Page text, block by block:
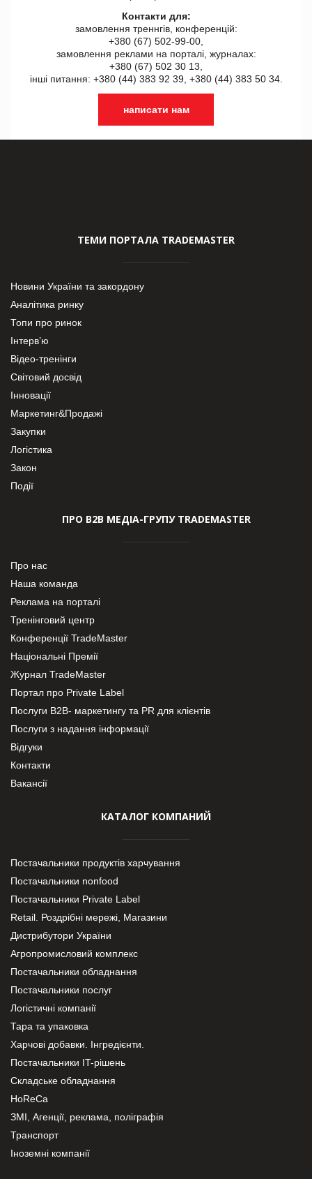
Контакти для:
замовлення треннгів, конференцій:
+380 (67) 502-99-00,
замовлення реклами на порталі, журналах:
+380 (67) 502 30 13,
інші питання: +380 (44) 383 92 39, +380 (44) 383 50 34.
написати нам
ТЕМИ ПОРТАЛА TRADEMASTER
Новини України та закордону
Аналітика ринку
Топи про ринок
Інтерв’ю
Відео-тренінги
Світовий досвід
Інновації
Маркетинг&Продажі
Закупки
Логістика
Закон
Події
ПРО В2В МЕДІА-ГРУПУ TRADEMASTER
Про нас
Наша команда
Реклама на порталі
Тренінговий центр
Конференції TradeMaster
Національні Премії
Журнал TradeMaster
Портал про Private Label
Послуги В2В- маркетингу та PR для клієнтів
Послуги з надання інформації
Відгуки
Контакти
Вакансії
КАТАЛОГ КОМПАНИЙ
Постачальники продуктів харчування
Постачальники nonfood
Постачальники Private Label
Retail. Роздрібні мережі, Магазини
Дистрибутори України
Агропромисловий комплекс
Постачальники обладнання
Постачальники послуг
Логістичні компанії
Тара та упаковка
Харчові добавки. Інгредієнти.
Постачальники IT-рішень
Складське обладнання
HoReCa
ЗМІ, Агенції, реклама, поліграфія
Транспорт
Іноземні компанії